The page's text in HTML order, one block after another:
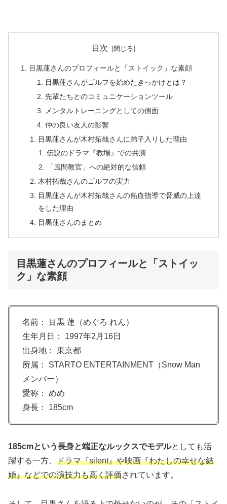
目次
目黒蓮さんのプロフィールと「ストイック」な素顔
目黒蓮さんがゴルフを始めたきっかけとは？
先輩たちとのコミュニケーションツール
メンタルトレーニングとしての側面
仲の良い友人の影響
目黒蓮さんが木村拓哉さんに弟子入りした理由
伝説のドラマ『教場』での共演
「風間教官」への絶対的な信頼
木村拓哉さんのゴルフの実力
目黒蓮さんが木村拓哉さんの熱血指導で脅威の上達
をした理由
目黒蓮さんのまとめ
目黒蓮さんのプロフィールと「ストイッ
ク」な素顔
名前： 目黒 蓮（めぐろ れん）
生年月日： 1997年2月16日
出身地： 東京都
所属： STARTO ENTERTAINMENT（Snow Man
メンバー）
愛称： めめ
身長： 185cm
185cmという長身と端正なルックスでモデルとしても活
躍する一方、 ドラマ『silent』や映画『わたしの幸せな結
婚』などでの演技力も高く評価されています。